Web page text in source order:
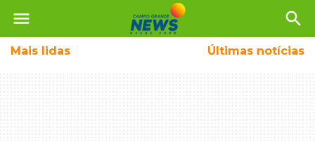
menu search
Mais lidas Últimas notícias